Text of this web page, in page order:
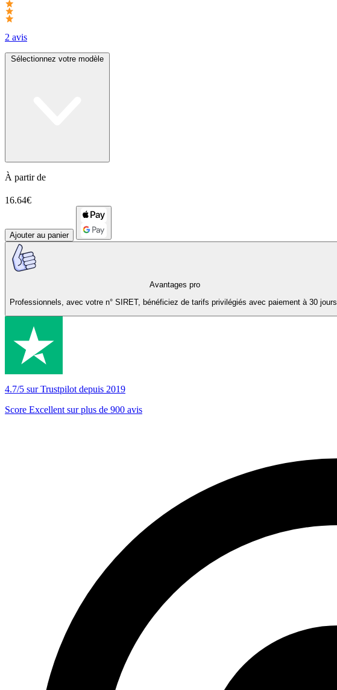
2 avis
Sélectionnez votre modèle
À partir de
16.64€
Ajouter au panier
Avantages pro
Professionnels, avec votre n° SIRET, bénéficiez de tarifs privilégiés avec paiement à 30 jours.
4.7/5 sur Trustpilot depuis 2019
Score Excellent sur plus de 900 avis